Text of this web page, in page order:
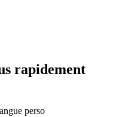
rapidement
perso